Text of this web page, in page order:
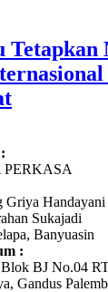
Tetapkan
PERKASA
Griya Handayani
Sukajadi
Banyuasin
:
BJ No.04
Gandus